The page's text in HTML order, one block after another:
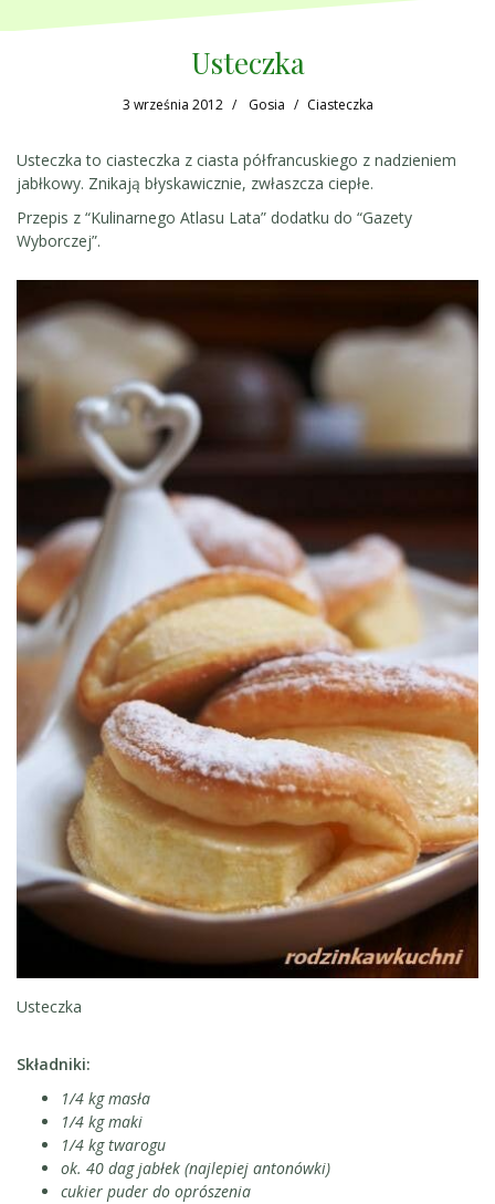
Usteczka
3 września 2012 Gosia Ciasteczka
Usteczka to ciasteczka z ciasta półfrancuskiego z nadzieniem
jabłkowy. Znikają błyskawicznie, zwłaszcza ciepłe.
Przepis z “Kulinarnego Atlasu Lata” dodatku do “Gazety
Wyborczej”.
Usteczka
Składniki:
1/4 kg masła
1/4 kg maki
1/4 kg twarogu
ok. 40 dag jabłek (najlepiej antonówki)
cukier puder do oprószenia